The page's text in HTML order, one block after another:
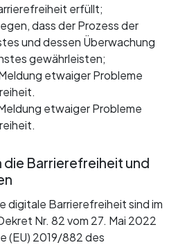
erfüllt;
dass der Prozess der
und dessen Überwachung
gewährleisten;
etwaiger Probleme
etwaiger Probleme
die Barrierefreiheit und
digitale Barrierefreiheit sind im
Nr. 82 vom 27. Mai 2022
(EU) 2019/882 des